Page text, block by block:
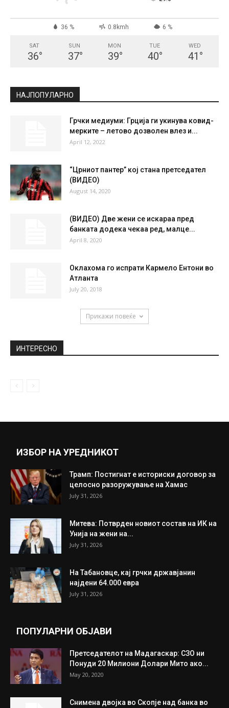
36 % 0.8kmh 6 %
SAT
36°
SUN
37°
MON
39°
TUE
40°
WED
41 °
НАЈПОПУЛАРНО
Грчки медиуми: Грција ги укинува ковид-
мерките – летово дозволен влез и...
April 12, 2022
“Црниот пантер” кој стана претседател
(ВИДЕО)
August 14, 2020
(ВИДЕО) Две жени се искараа пред
банката додека чекаа ред, малце...
April 8, 2020
Оклахома го испрати Кармело Ентони во
Атланта
July 20, 2018
Прикажи повеќе
ИНТЕРЕСНО
ИЗБОР НА УРЕДНИКОТ
Трамп: Постигнат е историски договор за
целосно разоружување на Хамас
July 31, 2026
Митева: Потврден новиот состав на ИК на
Унија на жени на...
July 31, 2026
На Табановце, кај грчки државјанин
најдени 64.000 евра
July 31, 2026
ПОПУЛАРНИ ОБЈАВИ
Претседателот на Мадагаскар: СЗО ни
Понуди 20 Милиони Долари Мито ако...
May 20, 2020
Снимена двојка во Скопје над банка во